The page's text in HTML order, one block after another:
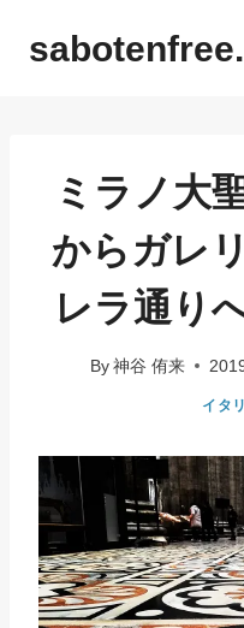
ミラノ大
からガレ
レラ通り
By 神谷 侑来
イタ